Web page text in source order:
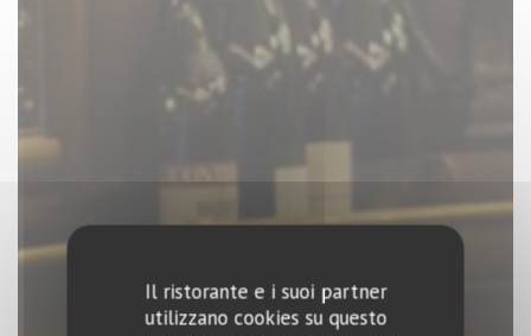
Il ristorante e i suoi partner
utilizzano cookies su questo